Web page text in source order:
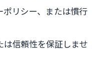
ポリシー、または慣行
信頼性を保証しませ